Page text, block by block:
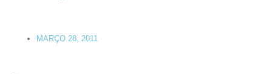
MARÇO 28, 2011